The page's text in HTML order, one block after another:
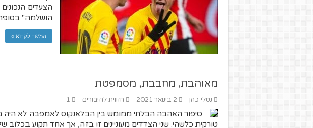
הצעדים
הושלמה"
המשך לקרוא »
מאוהבת, מחבבת, מסמפטת
נטלי כהן 2 בינואר 2021 הזווית לחיבורים 1
סיפור האהבה הבלתי ממומש בין הבלאנקוס לאמפבה לא היה
טורקית כלשהי. שני הצדדים מעוניינים זו בזה, אך אחד תקוע